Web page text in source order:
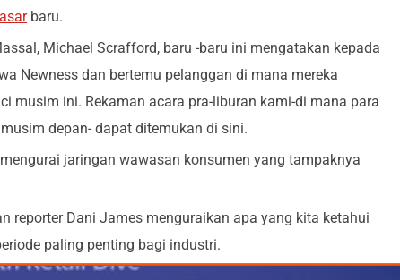
baru.
Michael Scrafford, baru -baru ini mengatakan kepada
Newness dan bertemu pelanggan di mana mereka
musim ini. Rekaman acara pra-liburan kami-di mana para
depan- dapat ditemukan di sini.
jaringan wawasan konsumen yang tampaknya
reporter Dani James menguraikan apa yang kita ketahui
paling penting bagi industri.